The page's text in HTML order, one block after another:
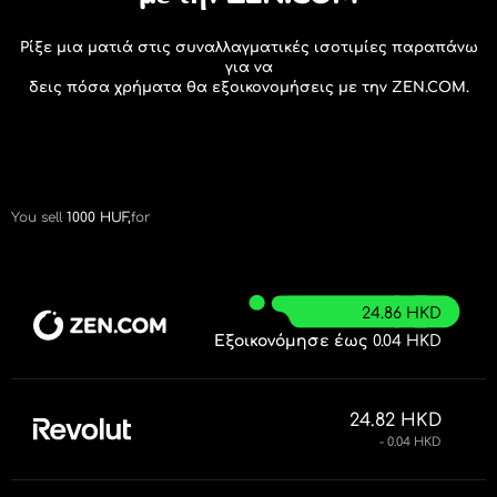
Ρίξε μια ματιά στις συναλλαγματικές ισοτιμίες παραπάνω
για να
δεις πόσα χρήματα θα εξοικονομήσεις με την ZEN.COM.
You sell 1000 HUF,for
24.86 HKD
Εξοικονόμησε έως 0.04 HKD
24.82 HKD
- 0.04 HKD